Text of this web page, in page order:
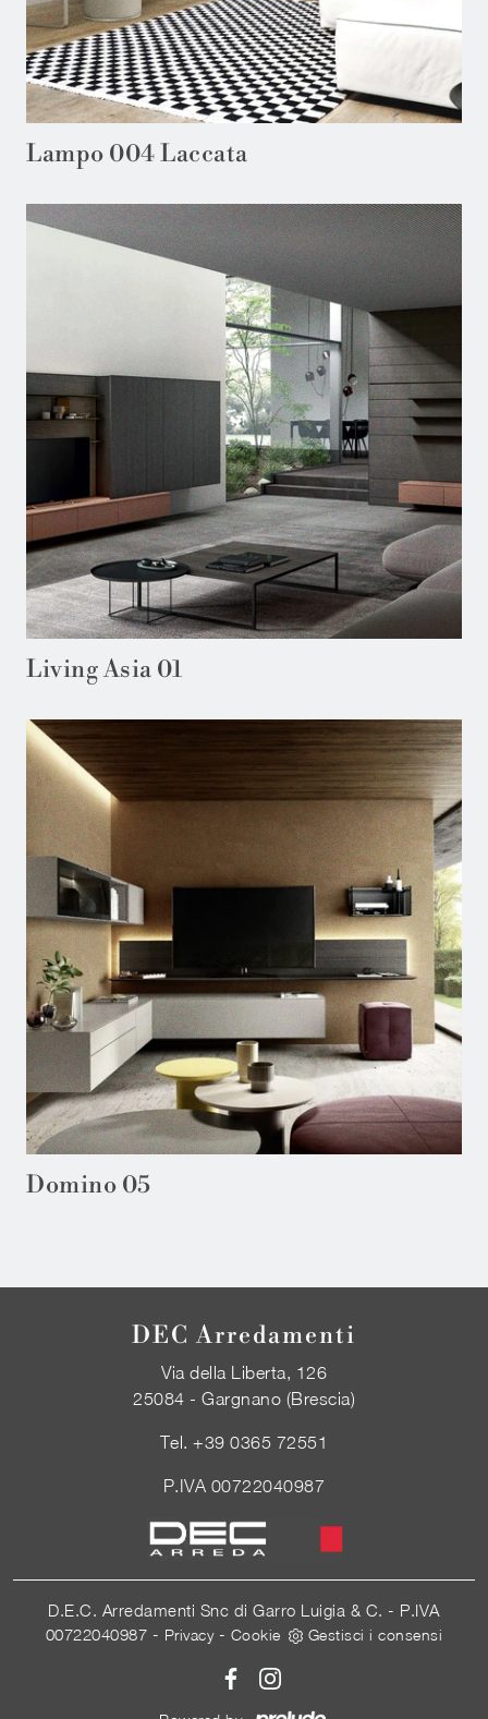
Lampo 004 Laccata
Living Asia 01
Domino 05
DEC Arredamenti
Via della Liberta, 126
25084 - Gargnano (Brescia)
Tel.+39 0365 72551
P.IVA 00722040987
D.E.C. Arredamenti Snc di Garro Luigia & C. - P.IVA
00722040987 - Privacy- Cookie Gestisci i consensi